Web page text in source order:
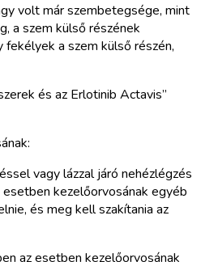
volt már szembetegsége, mint
a szem külső részének
fekélyek a szem külső részén,
és az Erlotinib Actavis”
vagy lázzal járó nehézlégzés
kezelőorvosának egyéb
és meg kell szakítania az
az esetben kezelőorvosának